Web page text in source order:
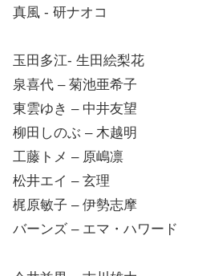
真風 ‐ 研ナオコ
玉田多江- 生田絵梨花
泉喜代 – 菊池亜希子
東雲ゆき – 中井友望
柳田しのぶ – 木越明
工藤トメ – 原嶋凛
松井エイ – 玄理
梶原敏子 – 伊勢志摩
バーンズ – エマ・ハワード